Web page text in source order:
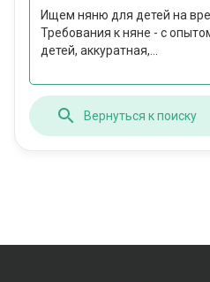
Ищем няню для детей на
Требования к няне - с
детей, аккуратная,...
Вернуться к поиску